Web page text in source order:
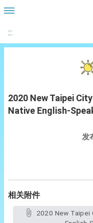
:::
2020 New Taipei
Native English-
发
相关附件